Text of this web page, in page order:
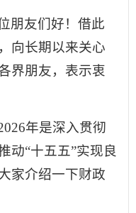
朋友们好！借此
向长期以来关心
界朋友，表示衷
年是深入贯彻
动“十五五”实现良
家介绍一下财政